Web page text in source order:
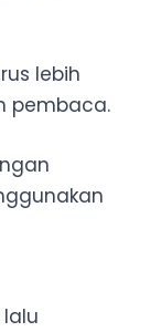
lebih
pembaca.